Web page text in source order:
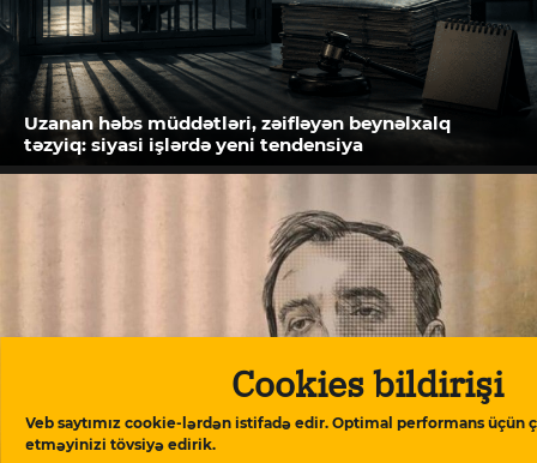
Cookies bildirişi
Veb saytımız cookie-lərdən istifadə edir. Optimal performans üçün
etməyinizi tövsiyə edirik.
Uzanan həbs müddətləri, zəifləyən beynəlxalq
təzyiq: siyasi işlərdə yeni tendensiya